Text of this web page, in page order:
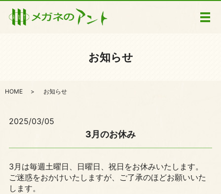
メ
お知らせ
HOME お知らせ
2025/03/05
3月のお休み
3月は毎週土曜日、日曜日、祝日をお休みいたします。
ご迷惑をおかけいたしますが、ご了承のほどお願いいた
します。